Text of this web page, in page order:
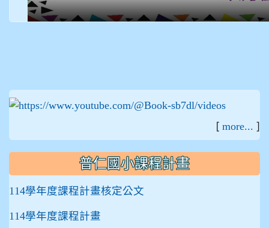
[ more... ]
普仁國小課程計畫
114學年度課程計畫核定公文
114學年度課程計畫